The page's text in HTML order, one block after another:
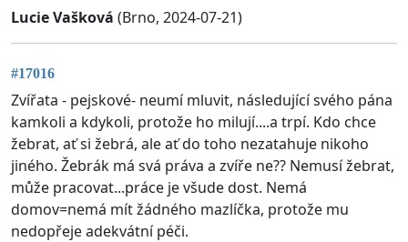
Lucie Vašková (Brno, 2024-07-21)
#17016
Zvířata - pejskové- neumí mluvit, následující svého pána
kamkoli a kdykoli, protože ho milují....a trpí. Kdo chce
žebrat, ať si žebrá, ale ať do toho nezatahuje nikoho
jiného. Žebrák má svá práva a zvíře ne?? Nemusí žebrat,
může pracovat...práce je všude dost. Nemá
domov=nemá mít žádného mazlíčka, protože mu
nedopřeje adekvátní péči.